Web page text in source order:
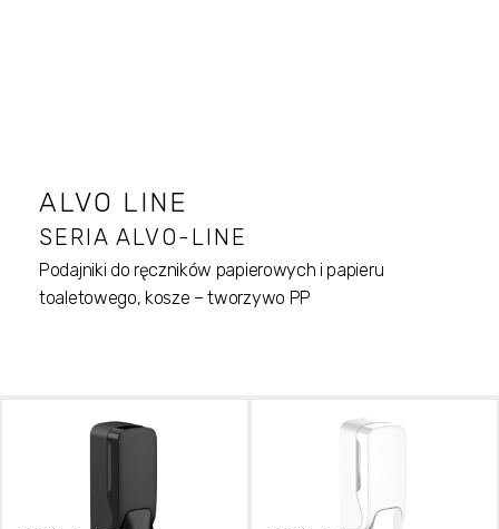
ALVO LINE
SERIA ALVO-LINE
Podajniki do ręczników papierowych i papieru
toaletowego, kosze – tworzywo PP